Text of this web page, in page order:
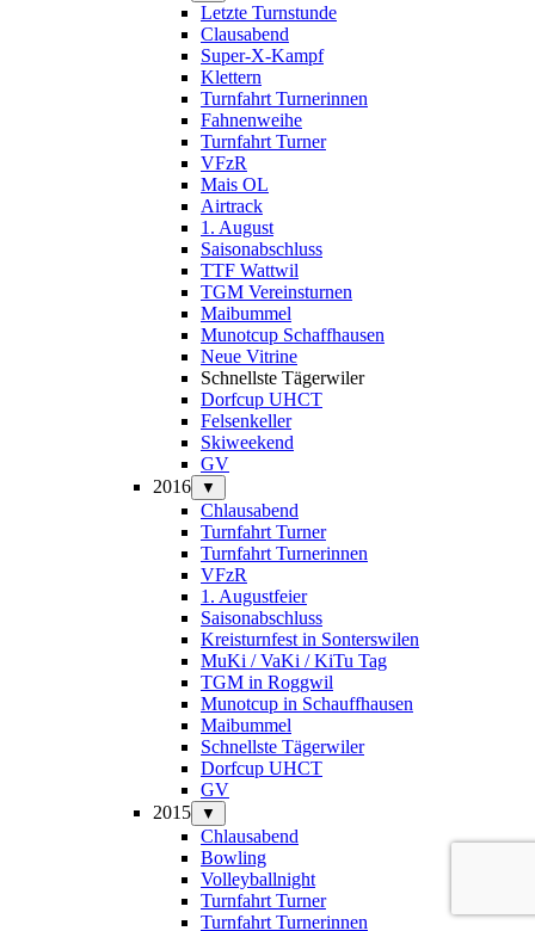
Letzte Turnstunde
Clausabend
Super-X-Kampf
Klettern
Turnfahrt Turnerinnen
Fahnenweihe
Turnfahrt Turner
VFzR
Mais OL
Airtrack
1. August
Saisonabschluss
TTF Wattwil
TGM Vereinsturnen
Maibummel
Munotcup Schaffhausen
Neue Vitrine
Schnellste Tägerwiler
Dorfcup UHCT
Felsenkeller
Skiweekend
GV
2016
▼
Chlausabend
Turnfahrt Turner
Turnfahrt Turnerinnen
VFzR
1. Augustfeier
Saisonabschluss
Kreisturnfest in Sonterswilen
MuKi / VaKi / KiTu Tag
TGM in Roggwil
Munotcup in Schauffhausen
Maibummel
Schnellste Tägerwiler
Dorfcup UHCT
GV
2015
▼
Chlausabend
Bowling
Volleyballnight
Turnfahrt Turner
Turnfahrt Turnerinnen